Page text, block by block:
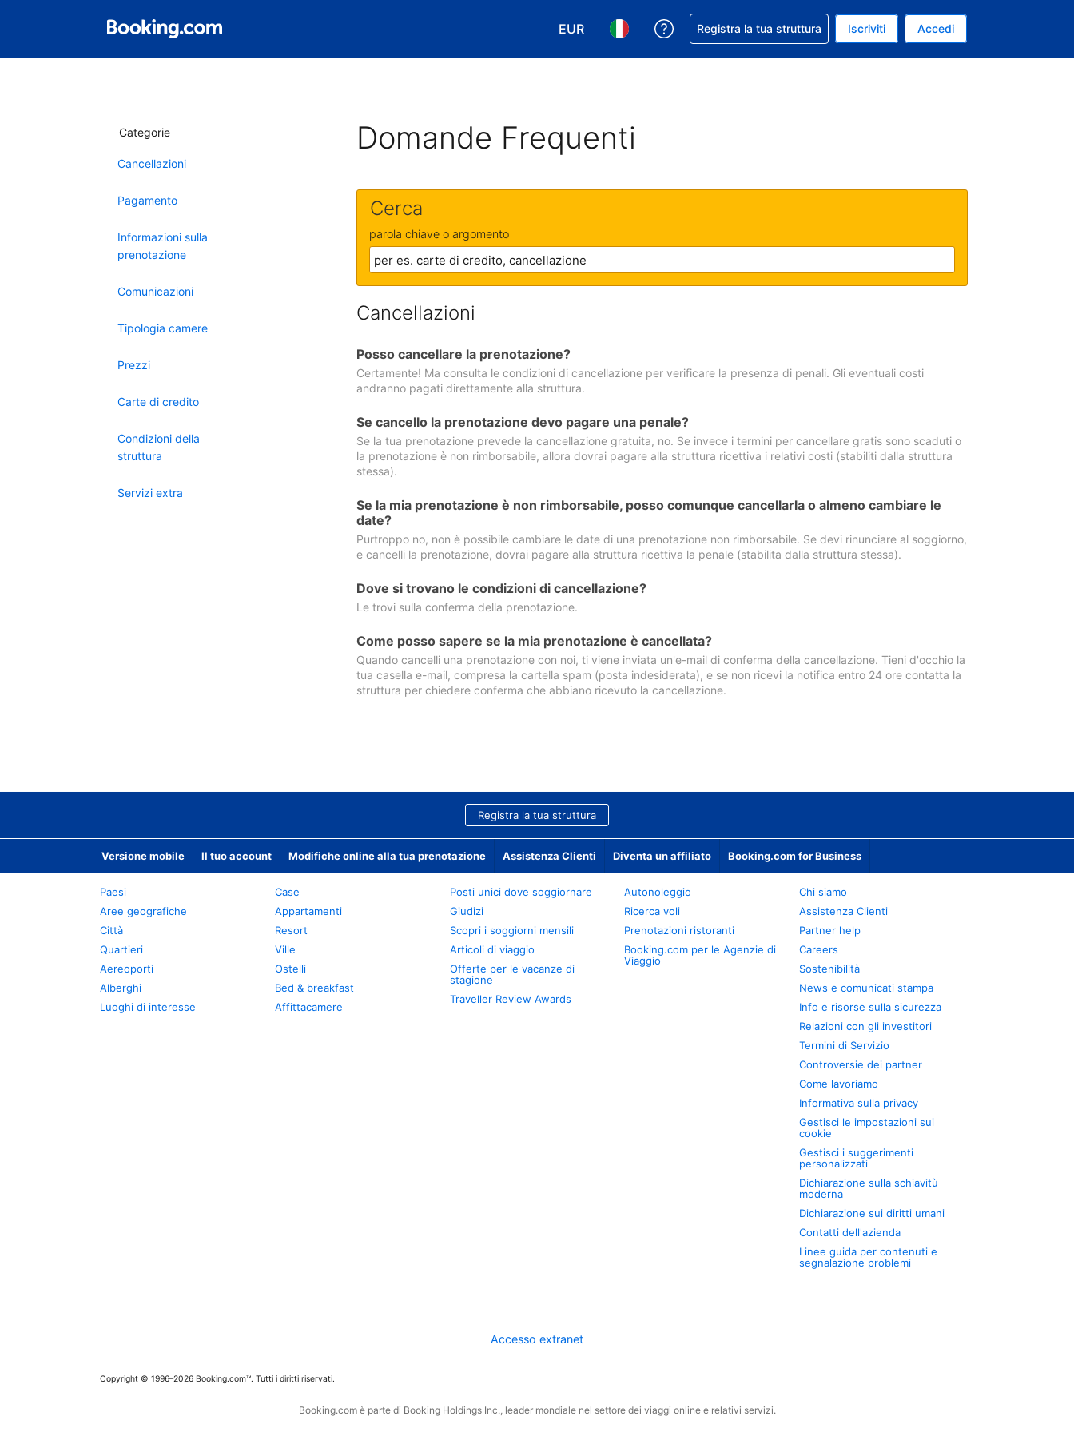
EUR
Scegli la tua valuta. Valuta attuale: Euro
Scegli la tua lingua. Lingua attuale: Italiano
Ricevi aiuto con la prenotazione
Registra la tua struttura Iscriviti Accedi
Categorie
Cancellazioni
Pagamento
Informazioni sulla
prenotazione
Comunicazioni
Tipologia camere
Prezzi
Carte di credito
Condizioni della
struttura
Servizi extra
Domande Frequenti
Cerca
parola chiave o argomento
Cancellazioni
Posso cancellare la prenotazione?
Certamente! Ma consulta le condizioni di cancellazione per verificare la presenza di penali. Gli eventuali costi
andranno pagati direttamente alla struttura.
Se cancello la prenotazione devo pagare una penale?
Se la tua prenotazione prevede la cancellazione gratuita, no. Se invece i termini per cancellare gratis sono scaduti o
la prenotazione è non rimborsabile, allora dovrai pagare alla struttura ricettiva i relativi costi (stabiliti dalla struttura
stessa).
Se la mia prenotazione è non rimborsabile, posso comunque cancellarla o almeno cambiare le
date?
Purtroppo no, non è possibile cambiare le date di una prenotazione non rimborsabile. Se devi rinunciare al soggiorno,
e cancelli la prenotazione, dovrai pagare alla struttura ricettiva la penale (stabilita dalla struttura stessa).
Dove si trovano le condizioni di cancellazione?
Le trovi sulla conferma della prenotazione.
Come posso sapere se la mia prenotazione è cancellata?
Quando cancelli una prenotazione con noi, ti viene inviata un'e-mail di conferma della cancellazione. Tieni d'occhio la
tua casella e-mail, compresa la cartella spam (posta indesiderata), e se non ricevi la notifica entro 24 ore contatta la
struttura per chiedere conferma che abbiano ricevuto la cancellazione.
Registra la tua struttura
Versione mobile Il tuo account Modifiche online alla tua prenotazione Assistenza Clienti Diventa un affiliato Booking.com for Business
Paesi
Aree geografiche
Città
Quartieri
Aereoporti
Alberghi
Luoghi di interesse
Case
Appartamenti
Resort
Ville
Ostelli
Bed & breakfast
Affittacamere
Posti unici dove soggiornare
Giudizi
Scopri i soggiorni mensili
Articoli di viaggio
Offerte per le vacanze di
stagione
Traveller Review Awards
Autonoleggio
Ricerca voli
Prenotazioni ristoranti
Booking.com per le Agenzie di
Viaggio
Chi siamo
Assistenza Clienti
Partner help
Careers
Sostenibilità
News e comunicati stampa
Info e risorse sulla sicurezza
Relazioni con gli investitori
Termini di Servizio
Controversie dei partner
Come lavoriamo
Informativa sulla privacy
Gestisci le impostazioni sui
cookie
Gestisci i suggerimenti
personalizzati
Dichiarazione sulla schiavitù
moderna
Dichiarazione sui diritti umani
Contatti dell'azienda
Linee guida per contenuti e
segnalazione problemi
Accesso extranet
Copyright © 1996–2026 Booking.com™. Tutti i diritti riservati.
Booking.com è parte di Booking Holdings Inc., leader mondiale nel settore dei viaggi online e relativi servizi.